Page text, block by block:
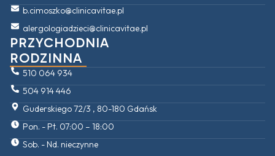
b.cimoszko@clinicavitae.pl
alergologiadzieci@clinicavitae.pl
PRZYCHODNIA
RODZINNA
510 064 934
504 914 446
Guderskiego 72/3 , 80-180 Gdańsk
Pon. - Pt. 07:00 – 18:00
Sob. - Nd. nieczynne